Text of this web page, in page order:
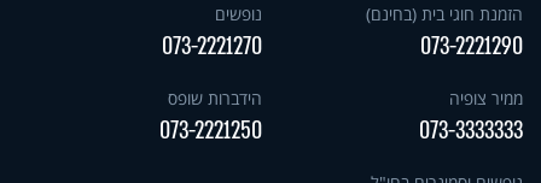
הזמנת חוגי בית (בחינם)
073-2221290
נופשים
073-2221270
ממיר צופיה
073-3333333
הידברות שופס
073-2221250